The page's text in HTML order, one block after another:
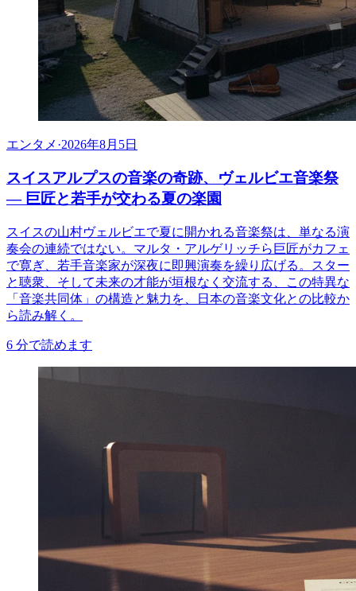
エンタメ ·2026年8月5日
スイスアルプスの音楽の奇跡、ヴェルビエ音楽祭
— 巨匠と若手が交わる夏の楽園
スイスの山村ヴェルビエで夏に開かれる音楽祭は、単なる演
奏会の連続ではない。マルタ・アルゲリッチら巨匠がカフェ
で寛ぎ、若手音楽家が深夜に即興演奏を繰り広げる。スター
と聴衆、そして未来の才能が垣根なく交流する、この特異な
「音楽共同体」の構造と魅力を、日本の音楽文化との比較か
ら読み解く。
6 分で読めます